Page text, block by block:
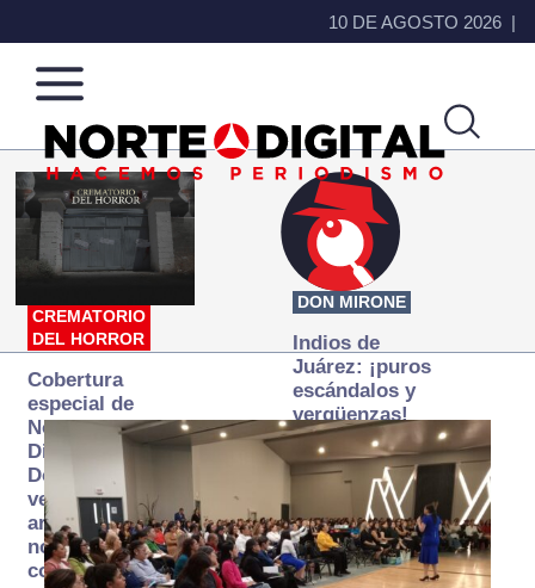
10 DE AGOSTO 2026
Norte
de
Ciudad
Más
que
noticias,
hacemos periodismo
CREMATORIO
DEL HORROR
Cobertura
especial de
Norte
Digital:
Donde la
verdad
arde… pero
no se
consume
DON MIRONE
Indios de
Juárez: ¡puros
escándalos y
vergüenzas!